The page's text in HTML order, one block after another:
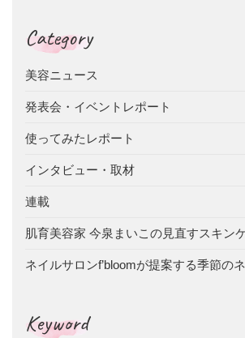
Category
美容ニュース
発表会・イベントレポート
使ってみたレポート
インタビュー・取材
連載
肌育美容家 今泉まいこの見直すスキン
ネイルサロンf’bloomが提案する季節の
Keyword